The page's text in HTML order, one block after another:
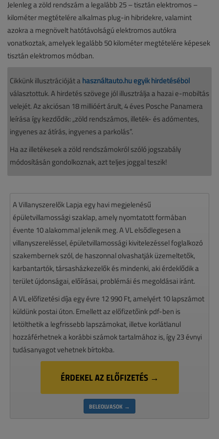
Jelenleg a zöld rendszám a legalább 25 – tisztán elektromos –
kilométer megtételére alkalmas plug-in hibridekre, valamint
azokra a megnövelt hatótávolságú elektromos autókra
vonatkoztak, amelyek legalább 50 kilométer megtételére képesek
tisztán elektromos módban.
Cikkünk illusztrációját a használtautó.hu egyik hirdetéséből
választottuk. A hirdetés szövege jól illusztrálja a hazai e-mobiltás
velejét. Az akciósan 18 millióért árult, 4 éves Posche Panamera
leírása így kezdődik: „zöld rendszámos, illeték- és adómentes,
ingyenes az átírás, ingyenes a parkolás”.
Ha az illetékesek a zöld rendszámokról szóló jogszabály
módosításán gondolkoznak, azt teljes joggal teszik!
A Villanyszerelők Lapja egy havi megjelenésű
épületvillamossági szaklap, amely nyomtatott formában
évente 10 alakommal jelenik meg. A VL elsődlegesen a
villanyszereléssel, épületvillamossági kivitelezéssel foglalkozó
szakembernek szól, de haszonnal olvashatják üzemeltetők,
karbantartók, társasházkezelők és mindenki, aki érdeklődik a
terület újdonságai, előírásai, problémái és megoldásai iránt.
A VL előfizetési díja egy évre 12 990 Ft, amelyért 10 lapszámot
küldünk postai úton. Emellett az előfizetőink pdf-ben is
letölthetik a legfrissebb lapszámokat, illetve korlátlanul
hozzáférhetnek a korábbi számok tartalmához is, így 23 évnyi
tudásanyagot vehetnek bírtokba.
ÉRDEKEL AZ ELŐFIZETÉS →
BELEOLVASOK →